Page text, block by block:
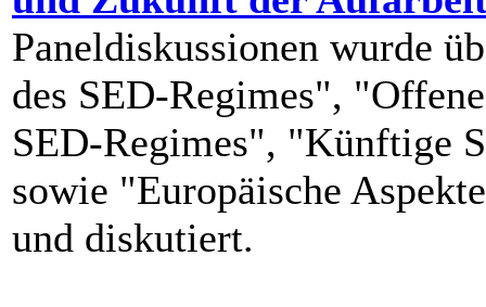
Paneldiskussionen wurde
des SED-Regimes",
SED-Regimes", "Künftige
sowie "Europäische
und diskutiert.